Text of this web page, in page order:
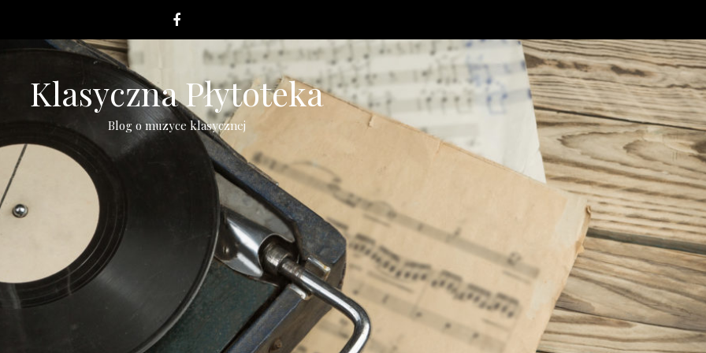
Klasyczna Płytoteka
Blog o muzyce klasycznej